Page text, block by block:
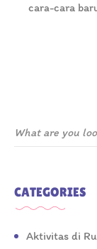
cara-cara
CATEGORIES
Aktivitas di